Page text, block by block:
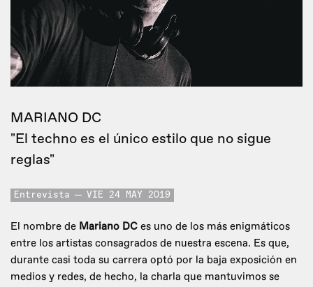
MARIANO DC
"El techno es el único estilo que no sigue
reglas"
Entrevista VIE 24 MAY 2019
El nombre de Mariano DC es uno de los más enigmáticos
entre los artistas consagrados de nuestra escena. Es que,
durante casi toda su carrera optó por la baja exposición en
medios y redes, de hecho, la charla que mantuvimos se